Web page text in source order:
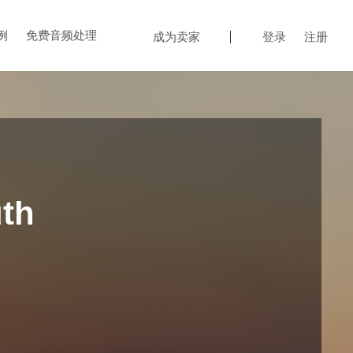
免费音频处理 成为卖家 登录 注册